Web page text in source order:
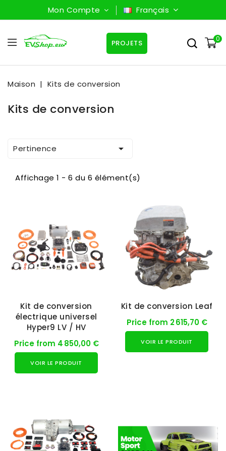
Mon Compte Français
0
PROJETS
Maison Kits de conversion
Kits de conversion
Pertinence 
Affichage 1 - 6 du 6 élément(s)
Kit de conversion
électrique universel
Hyper9 LV / HV
Price from 4 850,00 €
VOIR LE PRODUIT
Kit de conversion Leaf
Price from 2 615,70 €
VOIR LE PRODUIT